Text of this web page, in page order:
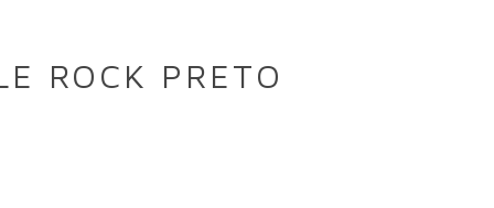
ROCK PRETO